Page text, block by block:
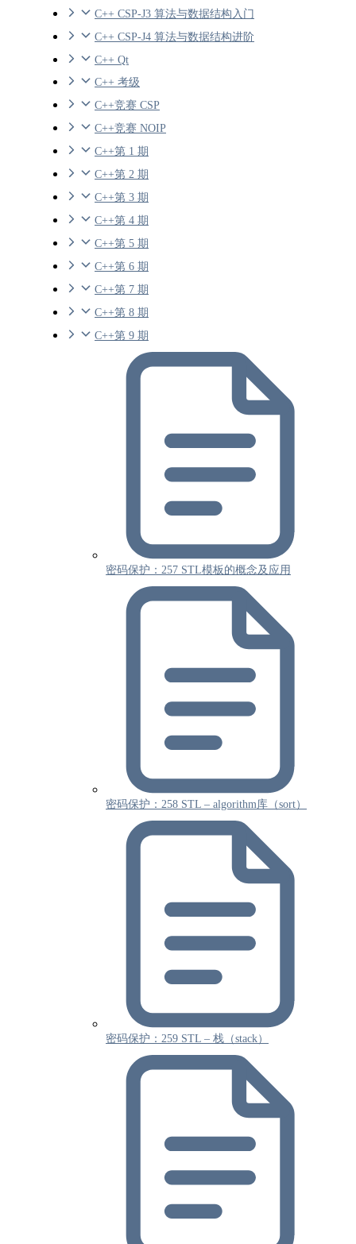
C++ CSP-J3 算法与数据结构入门
C++ CSP-J4 算法与数据结构进阶
C++ Qt
C++ 考级
C++竞赛 CSP
C++竞赛 NOIP
C++第 1 期
C++第 2 期
C++第 3 期
C++第 4 期
C++第 5 期
C++第 6 期
C++第 7 期
C++第 8 期
C++第 9 期
密码保护：257 STL模板的概念及应用
密码保护：258 STL – algorithm库（sort）
密码保护：259 STL – 栈（stack）